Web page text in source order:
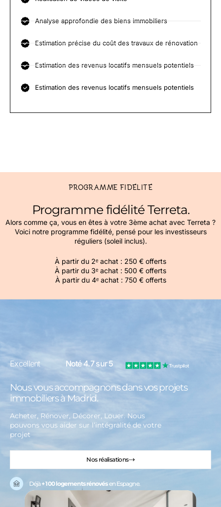
Analyse approfondie des biens immobiliers
Estimation précise du coût des travaux de rénovation
Estimation des revenus locatifs mensuels potentiels
Estimation des revenus locatifs mensuels potentiels
PROGRAMME FIDÉLITÉ
Programme fidélité Terreta.
Alors comme ça, vous en êtes à votre 3ème achat avec Terreta ?
Voici notre programme fidélité, pensé pour les investisseurs
réguliers (soleil inclus).
À partir du 2ᵉ achat : 250 € offerts
À partir du 3ᵉ achat : 500 € offerts
À partir du 4ᵉ achat : 750 € offerts
Excellent Noté 4.7 sur 5
Nous vous accompagnons dans vos projets
immobiliers à Madrid.
Acheter, Rénover, Décorer, Louer. Nous
pouvons vous aider sur l’intégralité de votre
projet
Nos réalisations
Déjà + 100 logements rénovésen Espagne.